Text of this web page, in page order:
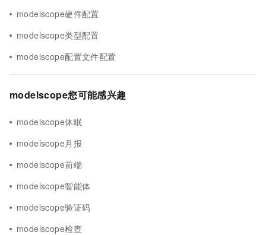
modelscope硬件配置
modelscope类型配置
modelscope配置文件配置
modelscope您可能感兴趣
modelscope休眠
modelscope月报
modelscope前端
modelscope智能体
modelscope验证码
modelscope检查